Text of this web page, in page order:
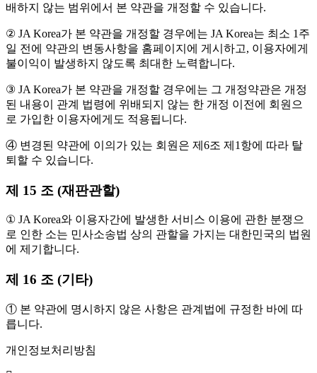
배하지 않는 범위에서 본 약관을 개정할 수 있습니다.
② JA Korea가 본 약관을 개정할 경우에는 JA Korea는 최소 1주
일 전에 약관의 변동사항을 홈페이지에 게시하고, 이용자에게
불이익이 발생하지 않도록 최대한 노력합니다.
③ JA Korea가 본 약관을 개정할 경우에는 그 개정약관은 개정
된 내용이 관계 법령에 위배되지 않는 한 개정 이전에 회원으
로 가입한 이용자에게도 적용됩니다.
④ 변경된 약관에 이의가 있는 회원은 제6조 제1항에 따라 탈
퇴할 수 있습니다.
제 15 조 (재판관할)
① JA Korea와 이용자간에 발생한 서비스 이용에 관한 분쟁으
로 인한 소는 민사소송법 상의 관할을 가지는 대한민국의 법원
에 제기합니다.
제 16 조 (기타)
① 본 약관에 명시하지 않은 사항은 관계법에 규정한 바에 따
릅니다.
개인정보처리방침